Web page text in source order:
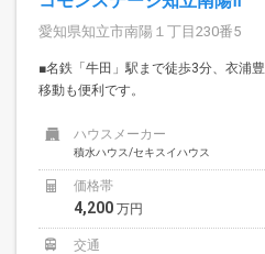
愛知県知立市南陽１丁目230番5
■名鉄「牛田」駅まで徒歩3分、衣浦
移動も便利です。
ハウスメーカー
積水ハウス/セキスイハウス
価格帯
4,200 万円
交通